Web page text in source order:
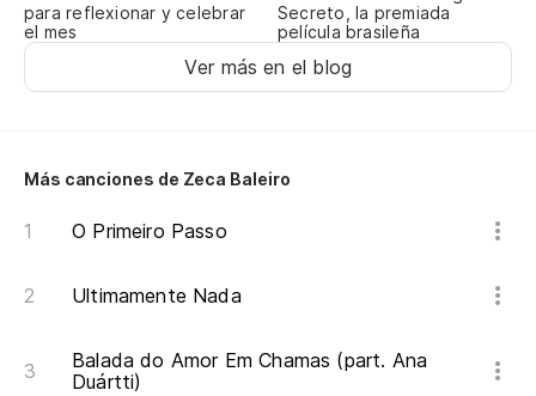
para reflexionar y celebrar
el mes
Secreto, la premiada
película brasileña
Ver más en el blog
Más canciones de Zeca Baleiro
O Primeiro Passo
Ultimamente Nada
Balada do Amor Em Chamas (part. Ana
Duártti)